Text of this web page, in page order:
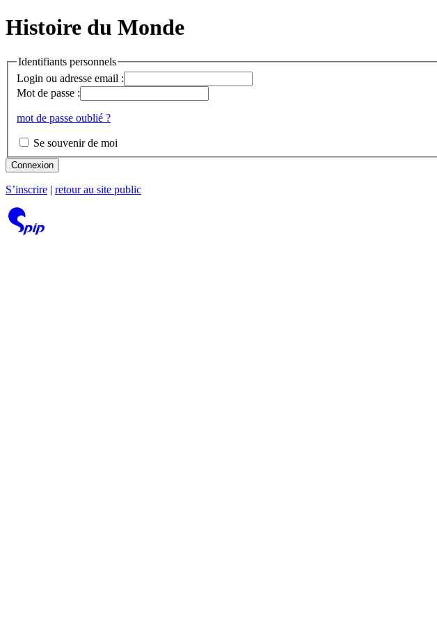
Histoire du Monde
Identifiants personnels
Login ou adresse email :
Mot de passe :
mot de passe oublié ?
Se souvenir de moi
Connexion
S’inscrire retour au site public